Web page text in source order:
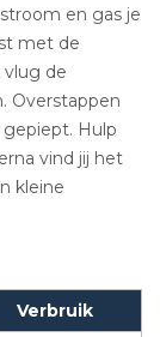
en gas je
met de
de
Overstappen
Hulp
vind jij het
kleine
Verbruik